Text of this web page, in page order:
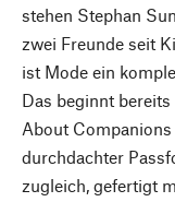
stehen Stephan
zwei Freunde seit
ist Mode ein
Das beginnt
About
durchdachter
zugleich, gefertigt